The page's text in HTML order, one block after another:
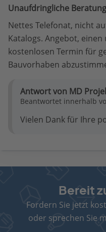
Unaufdringliche Beratung
Nettes Telefonat, nicht
Katalogs. Angebot,
kostenlosen Termin für
Bauvorhaben
Antwort von MD
Beantwortet innerhalb
Vielen Dank für Ihre
Bereit
Fordern Sie jetzt
oder sprechen Sie